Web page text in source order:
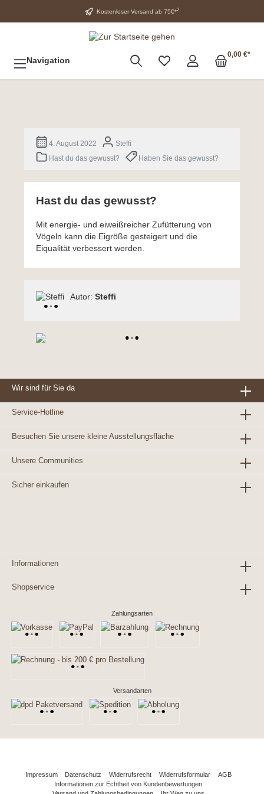
Kostenloser Versand ab 75€*2
Navigation
0,00 €*
4. August 2022
Steffi
Hast du das gewusst?
Haben Sie das gewusst?
Hast du das gewusst?
Mit energie- und eiweißreicher Zufütterung von
Vögeln kann die Eigröße gesteigert und die
Eiqualität verbessert werden.
Autor: Steffi
Wir sind für Sie da
Service-Hotline
Besuchen Sie unsere kleine Ausstellungsfläche
Unsere Communities
Sicher einkaufen
Informationen
Shopservice
Zahlungsarten
Versandarten
Impressum Datenschutz Widerrufsrecht Widerrufsformular
AGB
Informationen zur Echtheit von Kundenbewertungen